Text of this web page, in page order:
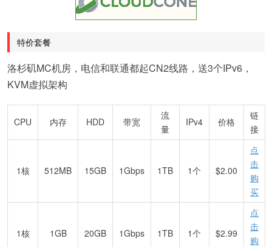
特价套餐
洛杉矶MC机房，电信和联通都起CN2线路，送3个IPv6，
KVM虚拟架构
CPU 内存 HDD 带宽
流
量
IPv4 价格
链
接
1核 512MB 15GB 1Gbps 1TB 1个 $2.00
点
击
购
买
1核 1GB 20GB 1Gbps 1TB 1个 $2.99
点
击
购